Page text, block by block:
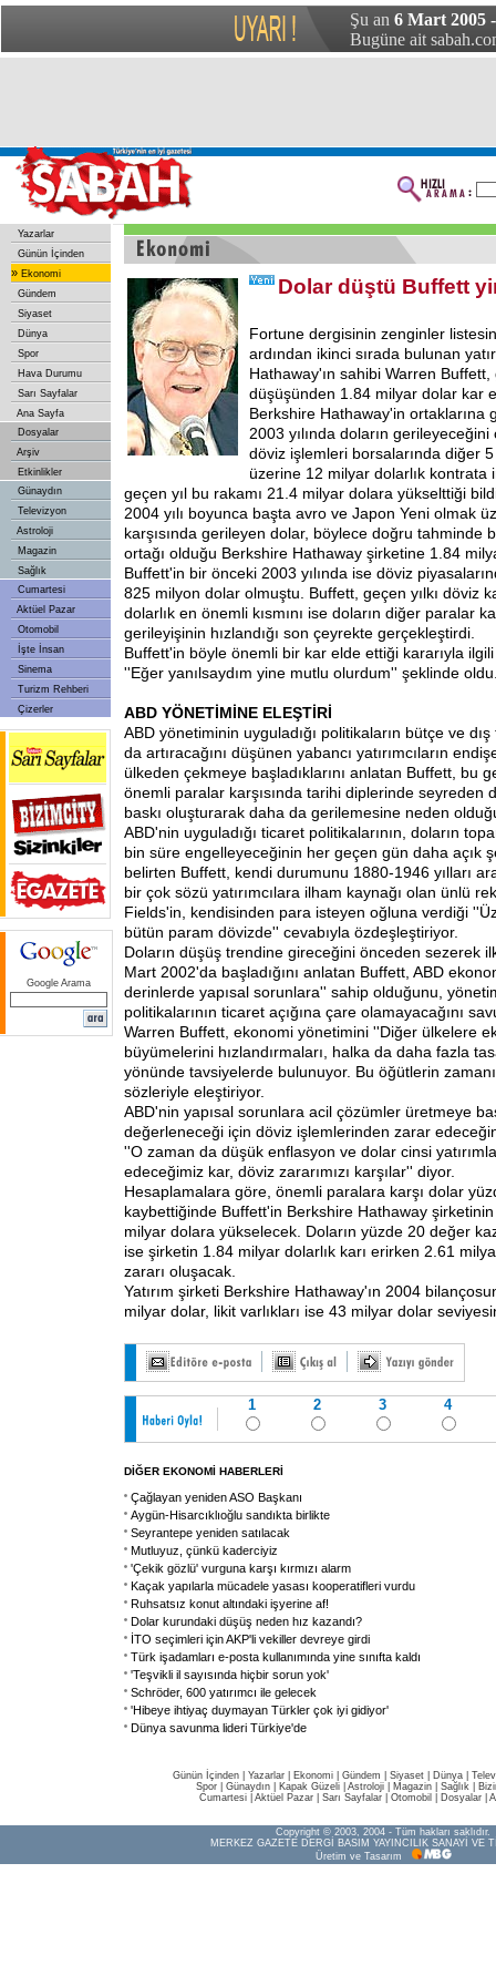
Şu an 6 Mart 2005
Bugüne ait
Yazarlar
Günün İçinden
» Ekonomi
Gündem
Siyaset
Dünya
Spor
Hava Durumu
Sarı Sayfalar
Ana Sayfa
Dosyalar
Arşiv
Etkinlikler
Günaydın
Televizyon
Astroloji
Magazin
Sağlık
Cumartesi
Aktüel Pazar
Otomobil
İşte İnsan
Sinema
Turizm Rehberi
Çizerler
Google Arama
Dolar düştü Buffett
Fortune dergisinin zenginler
ardından ikinci sırada bulunan
Hathaway'ın sahibi Warren Buffett,
düşüşünden 1.84 milyar dolar kar
Berkshire Hathaway'in ortaklarına
2003 yılında doların
döviz işlemleri borsalarında diğer
üzerine 12 milyar dolarlık kontrata
geçen yıl bu rakamı 21.4 milyar dolara yükselttiği
2004 yılı boyunca başta avro ve Japon Yeni olmak
karşısında gerileyen dolar, böylece doğru tahminde
ortağı olduğu Berkshire Hathaway şirketine 1.84
Buffett'in bir önceki 2003 yılında ise döviz
825 milyon dolar olmuştu. Buffett, geçen yılkı döviz
dolarlık en önemli kısmını ise doların diğer paralar
gerileyişinin hızlandığı son çeyrekte gerçekleştirdi.
Buffett'in böyle önemli bir kar elde ettiği kararıyla
''Eğer yanılsaydım yine mutlu olurdum'' şeklinde
ABD YÖNETİMİNE ELEŞTİRİ
ABD yönetiminin uyguladığı politikaların bütçe ve dış
da artıracağını düşünen yabancı yatırımcıların
ülkeden çekmeye başladıklarını anlatan Buffett, bu
önemli paralar karşısında tarihi diplerinde seyreden
baskı oluşturarak daha da gerilemesine neden
ABD'nin uyguladığı ticaret politikalarının, doların
bin süre engelleyeceğinin her geçen gün daha açık
belirten Buffett, kendi durumunu 1880-1946 yılları
bir çok sözü yatırımcılara ilham kaynağı olan ünlü
Fields'in, kendisinden para isteyen oğluna verdiği
bütün param dövizde'' cevabıyla özdeşleştiriyor.
Doların düşüş trendine gireceğini önceden sezerek
Mart 2002'da başladığını anlatan Buffett, ABD
derinlerde yapısal sorunlara'' sahip olduğunu,
politikalarının ticaret açığına çare olamayacağını
Warren Buffett, ekonomi yönetimini ''Diğer ülkelere
büyümelerini hızlandırmaları, halka da daha fazla
yönünde tavsiyelerde bulunuyor. Bu öğütlerin
sözleriyle eleştiriyor.
ABD'nin yapısal sorunlara acil çözümler üretmeye
değerleneceği için döviz işlemlerinden zarar
''O zaman da düşük enflasyon ve dolar cinsi
edeceğimiz kar, döviz zararımızı karşılar'' diyor.
Hesaplamalara göre, önemli paralara karşı dolar
kaybettiğinde Buffett'in Berkshire Hathaway
milyar dolara yükselecek. Doların yüzde 20 değer
ise şirketin 1.84 milyar dolarlık karı erirken 2.61
zararı oluşacak.
Yatırım şirketi Berkshire Hathaway'ın 2004
milyar dolar, likit varlıkları ise 43 milyar dolar
1 2 3 4
DİĞER EKONOMİ HABERLERİ
Çağlayan yeniden ASO Başkanı
Aygün-Hisarcıklıoğlu sandıkta birlikte
Seyrantepe yeniden satılacak
Mutluyuz, çünkü kaderciyiz
'Çekik gözlü' vurguna karşı kırmızı alarm
Kaçak yapılarla mücadele yasası kooperatifleri vurdu
Ruhsatsız konut altındaki işyerine af!
Dolar kurundaki düşüş neden hız kazandı?
İTO seçimleri için AKP'li vekiller devreye girdi
Türk işadamları e-posta kullanımında yine sınıfta kaldı
'Teşvikli il sayısında hiçbir sorun yok'
Schröder, 600 yatırımcı ile gelecek
'Hibeye ihtiyaç duymayan Türkler çok iyi gidiyor'
Dünya savunma lideri Türkiye'de
Günün İçinden Yazarlar Ekonomi Gündem Siyaset Dünya |
Spor
Günaydın Kapak Güzeli Astroloji Magazin Sağlık
Cumartesi| Aktüel Pazar| Sarı Sayfalar| Otomobil Dosyalar|
Copyright © 2003, 2004 - Tüm hakları saklıdır.
MERKEZ GAZETE DERGİ BASIM YAYINCILIK SANAYİ VE
Üretim ve Tasarım